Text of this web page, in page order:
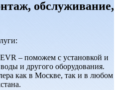
обслуживание,
– поможем с установкой и
и другого оборудования.
как в Москве, так и в любом